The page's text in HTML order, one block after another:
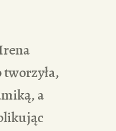
a